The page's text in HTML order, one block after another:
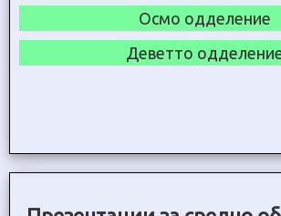
Осмо одделение
Деветто